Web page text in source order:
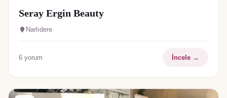
Seray Ergin Beauty
Narlıdere
6 yorum İncele →